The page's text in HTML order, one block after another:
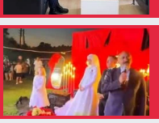
Siyaset
Spor
Sungurlu Haberleri